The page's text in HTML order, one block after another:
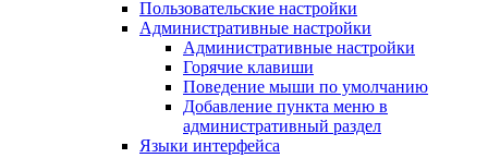
Пользовательские настройки
Административные настройки
Административные настройки
Горячие клавиши
Поведение мыши по умолчанию
Добавление пункта меню в
административный раздел
Языки интерфейса